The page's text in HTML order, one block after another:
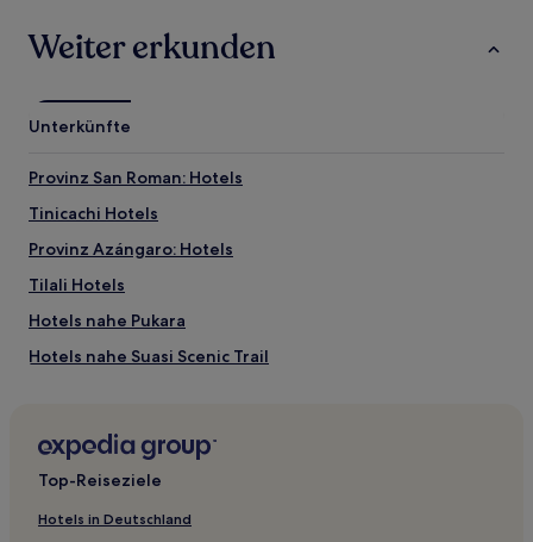
sich
ändern.
können
zusätzliche
Bedingungen
Weiter erkunden
Unterkünfte
Provinz San Roman: Hotels
Tinicachi Hotels
Provinz Azángaro: Hotels
Tilali Hotels
Hotels nahe Pukara
Hotels nahe Suasi Scenic Trail
Tililaca Hotels
Top-Reiseziele
Hotels in Deutschland